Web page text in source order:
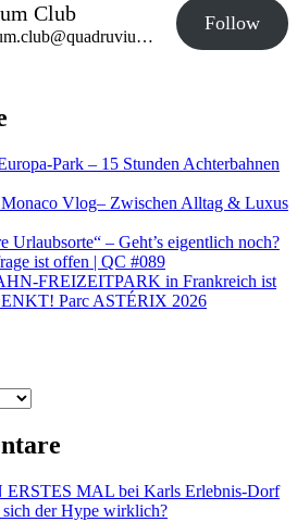
Club
@quadruvium.club@quadruvium.club
Follow
Park – 15 Stunden Achterbahnen
Vlog– Zwischen Alltag & Luxus
Urlaubsorte“ – Geht’s eigentlich noch?
ist offen | QC #089
FREIZEITPARK in Frankreich ist
Parc ASTÉRIX 2026
ERSTES MAL bei Karls Erlebnis-Dorf
der Hype wirklich?